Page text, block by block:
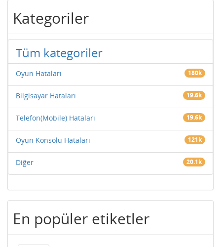
Kategoriler
Tüm kategoriler
Oyun Hataları 180k
Bilgisayar Hataları 19.6k
Telefon(Mobile) Hataları 19.6k
Oyun Konsolu Hataları 121k
Diğer 20.1k
En popüler etiketler